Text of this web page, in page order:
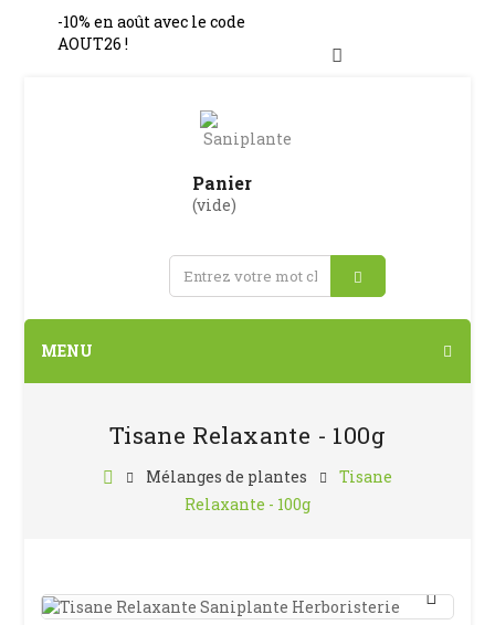
-10% en août avec le code
AOUT26 !
Panier
(vide)
MENU
Tisane Relaxante - 100g
Mélanges de plantes
Tisane
Relaxante - 100g